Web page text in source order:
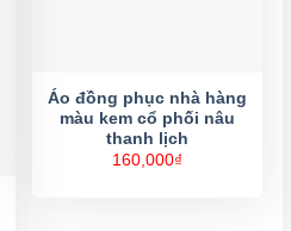
Áo đồng phục nhà hàng
màu kem cổ phối nâu
thanh lịch
160,000₫